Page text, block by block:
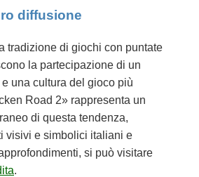
diffusione
tradizione di giochi con puntate
la partecipazione di un
una cultura del gioco più
Road 2» rappresenta un
di questa tendenza,
visivi e simbolici italiani e
si può visitare
.